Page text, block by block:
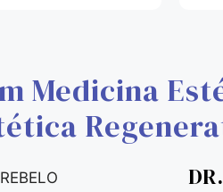
Medicina